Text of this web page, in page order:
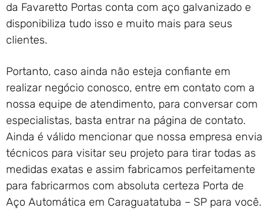
da Favaretto Portas conta com aço galvanizado e
disponibiliza tudo isso e muito mais para seus
clientes.
Portanto, caso ainda não esteja confiante em
realizar negócio conosco, entre em contato com a
nossa equipe de atendimento, para conversar com
especialistas, basta entrar na página de contato.
Ainda é válido mencionar que nossa empresa envia
técnicos para visitar seu projeto para tirar todas as
medidas exatas e assim fabricamos perfeitamente
para fabricarmos com absoluta certeza Porta de
Aço Automática em Caraguatatuba – SP para você.